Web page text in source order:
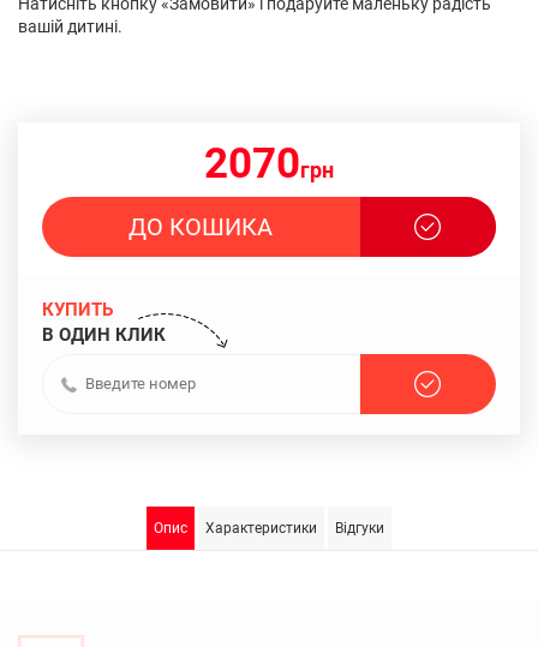
вашій дитині.
2070грн
ДО КОШИКА
КУПИТЬ
В ОДИН КЛИК
Опис Характеристики Відгуки